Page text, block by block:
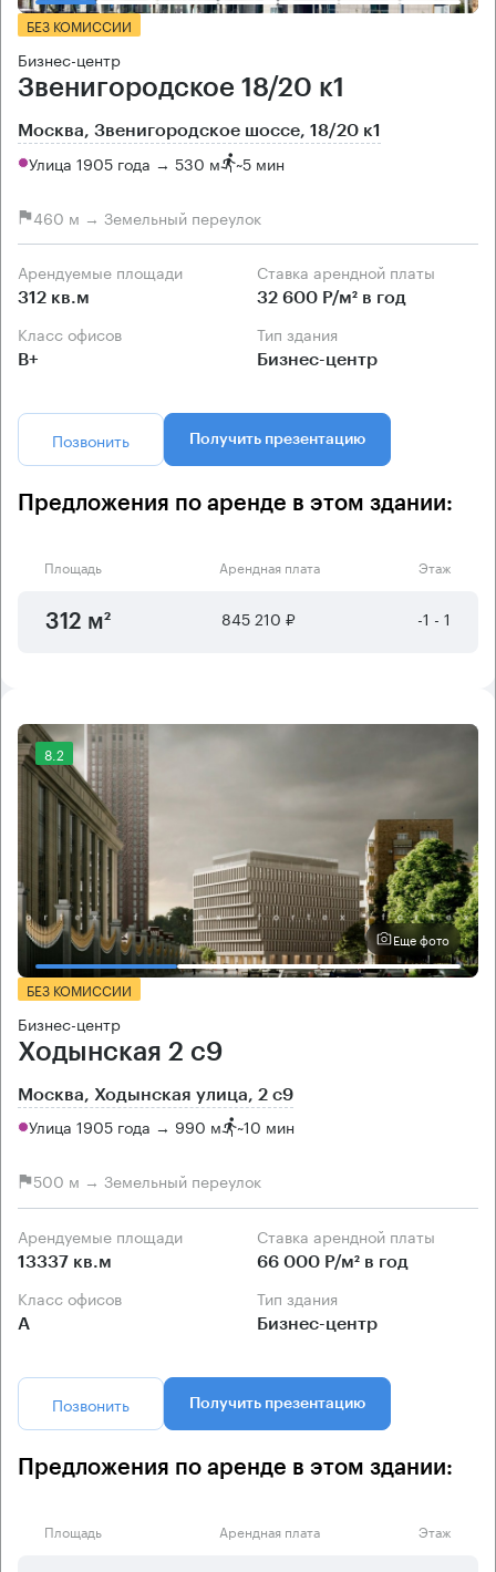
БЕЗ КОМИССИИ
Бизнес-центр
Звенигородское 18/20 к1
Москва, Звенигородское шоссе, 18/20 к1
Улица 1905 года → 530 м ~5 мин
460 м → Земельный переулок
Арендуемые площади
312 кв.м
Ставка арендной платы
32 600 Р/м² в год
Класс офисов
B+
Тип здания
Бизнес-центр
Позвонить Получить презентацию
Предложения по аренде в этом здании:
Площадь Арендная плата Этаж
312 м² 845 210 ₽ -1 - 1
8.2
Еще фото
БЕЗ КОМИССИИ
Бизнес-центр
Ходынская 2 с9
Москва, Ходынская улица, 2 с9
Улица 1905 года → 990 м ~10 мин
500 м → Земельный переулок
Арендуемые площади
13337 кв.м
Ставка арендной платы
66 000 Р/м² в год
Класс офисов
А
Тип здания
Бизнес-центр
Позвонить Получить презентацию
Предложения по аренде в этом здании:
Площадь Арендная плата Этаж